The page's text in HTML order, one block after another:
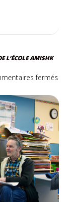
L’ÉCOLE AMISHK
fermés
|
les
de
de